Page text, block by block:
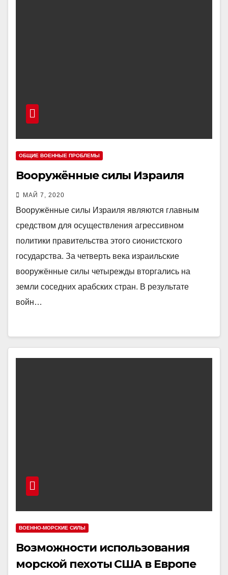
ОБЩИЕ ВОЕННЫЕ ПРОБЛЕМЫ
Вооружённые силы Израиля
МАЙ 7, 2020
Вооружённые силы Израиля являются главным
средством для осуществления агрессивном
политики правительства этого сионистского
государства. За четверть века израильские
вооружённые силы четырежды вторгались на
земли соседних арабских стран. В результате
войн…
ВОЕННО-МОРСКИЕ СИЛЫ
Возможности использования
морской пехоты США в Европе